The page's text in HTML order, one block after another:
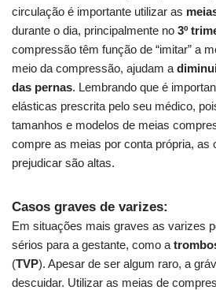
circulação é importante utilizar as
durante o dia, principalmente no 3º
compressão têm função de “imitar” a
meio da compressão, ajudam a
das pernas. Lembrando que é
elásticas prescrita pelo seu médico,
tamanhos e modelos de meias
compre as meias por conta própria, as
prejudicar são altas.
Casos graves de varizes:
Em situações mais graves as varizes
sérios para a gestante, como a
(TVP). Apesar de ser algum raro, a
descuidar. Utilizar as meias de